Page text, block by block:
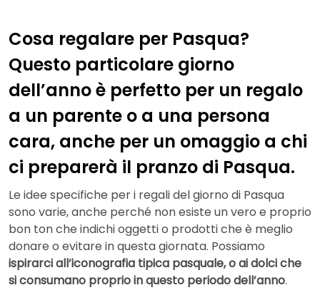
Cosa regalare per Pasqua?
Questo particolare giorno
dell’anno è perfetto per un regalo
a un parente o a una persona
cara, anche per un omaggio a chi
ci preparerà il pranzo di Pasqua.
Le idee specifiche per i regali del giorno di Pasqua
sono varie, anche perché non esiste un vero e proprio
bon ton che indichi oggetti o prodotti che è meglio
donare o evitare in questa giornata. Possiamo
ispirarci all’iconografia tipica pasquale, o ai dolci che
si consumano proprio in questo periodo dell’anno.